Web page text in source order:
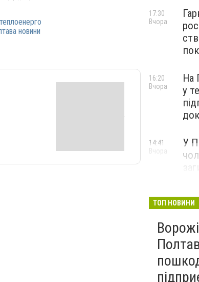
новини
17:30
Вчора
На
у
16:20
Вчора
У
14:41
Вчора
ТОП НОВИНИ